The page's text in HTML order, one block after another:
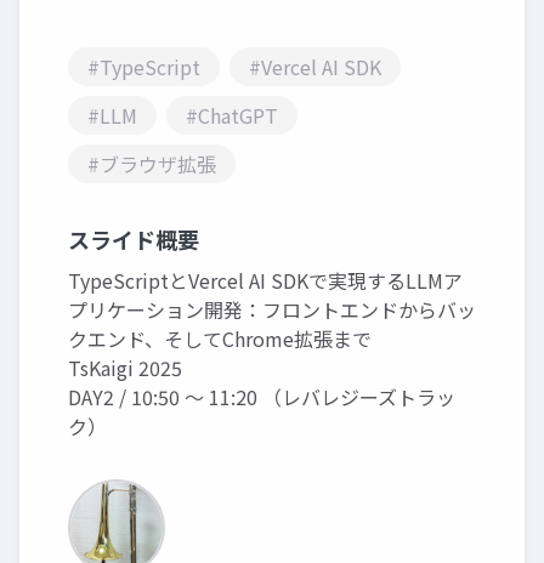
#TypeScript
#Vercel AI SDK
#LLM
#ChatGPT
#ブラウザ拡張
スライド概要
TypeScriptとVercel AI SDKで実現するLLMア
プリケーション開発：フロントエンドからバッ
クエンド、そしてChrome拡張まで
TsKaigi 2025
DAY2 / 10:50 〜 11:20 （レバレジーズトラッ
ク）